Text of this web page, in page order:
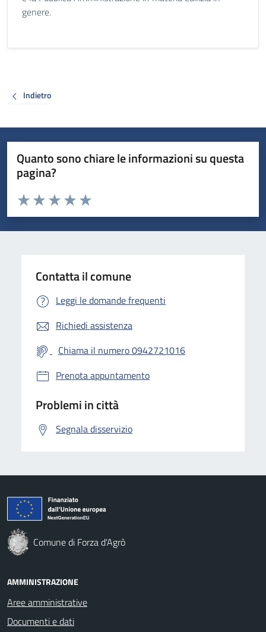
genere.
Indietro
Quanto sono chiare le informazioni su questa
pagina?
Valuta da 1 a 5 stelle la pagina
Valuta 5 stelle su 5
Valuta 4 stelle su 5
Valuta 3 stelle su 5
Valuta 2 stelle su 5
Valuta 1 stelle su 5
Contatta il comune
Leggi le domande frequenti
Richiedi assistenza
Chiama il numero 0942721016
Prenota appuntamento
Problemi in città
Segnala disservizio
Comune di Forza d'Agrò
AMMINISTRAZIONE
Aree amministrative
Documenti e dati